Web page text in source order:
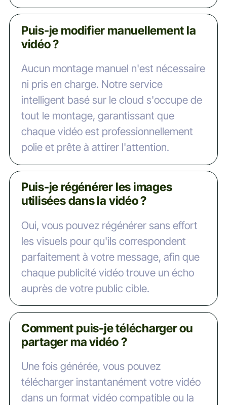
Puis-je modifier manuellement la
vidéo ?
Aucun montage manuel n'est nécessaire
ni pris en charge. Notre service
intelligent basé sur le cloud s'occupe de
tout le montage, garantissant que
chaque vidéo est professionnellement
polie et prête à attirer l'attention.
Puis-je régénérer les images
utilisées dans la vidéo ?
Oui, vous pouvez régénérer sans effort
les visuels pour qu'ils correspondent
parfaitement à votre message, afin que
chaque publicité vidéo trouve un écho
auprès de votre public cible.
Comment puis-je télécharger ou
partager ma vidéo ?
Une fois générée, vous pouvez
télécharger instantanément votre vidéo
dans un format vidéo compatible ou la